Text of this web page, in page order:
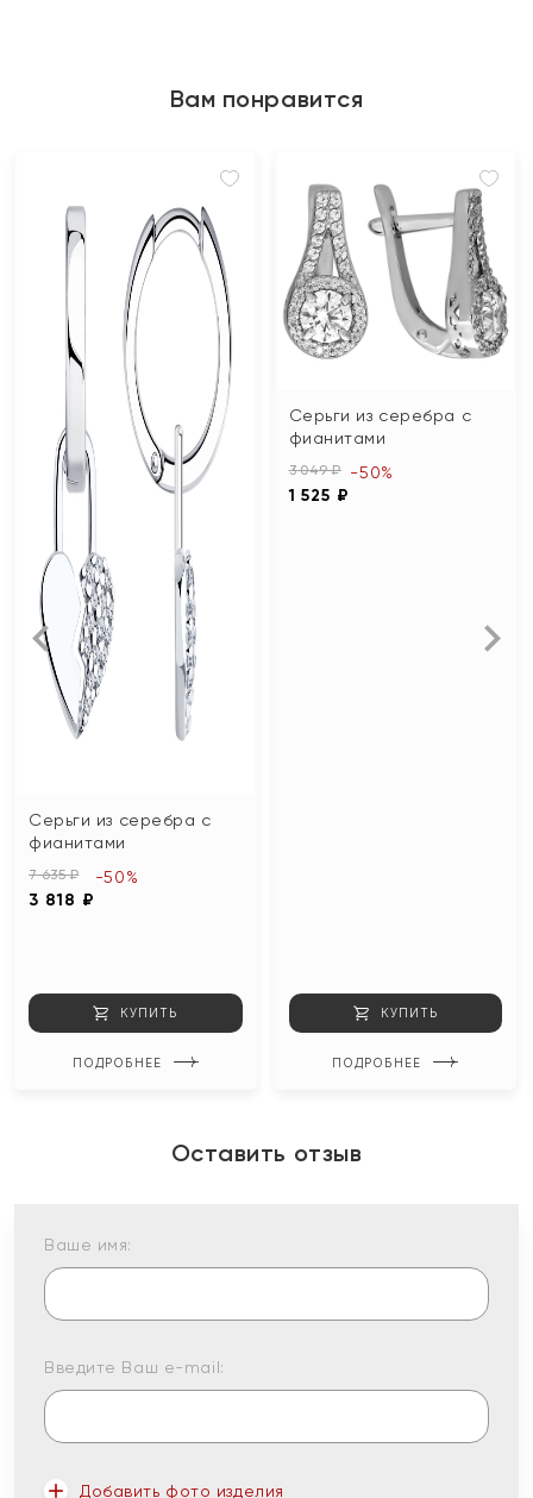
Вам понравится
Серьги из серебра с
фианитами
7 635 ₽
3 818 ₽
-50%
КУПИТЬ
ПОДРОБНЕЕ
Серьги из серебра с
фианитами
3 049 ₽
1 525 ₽
-50%
КУПИТЬ
ПОДРОБНЕЕ
Оставить отзыв
Ваше имя:
Введите Ваш e-mail:
Добавить фото изделия